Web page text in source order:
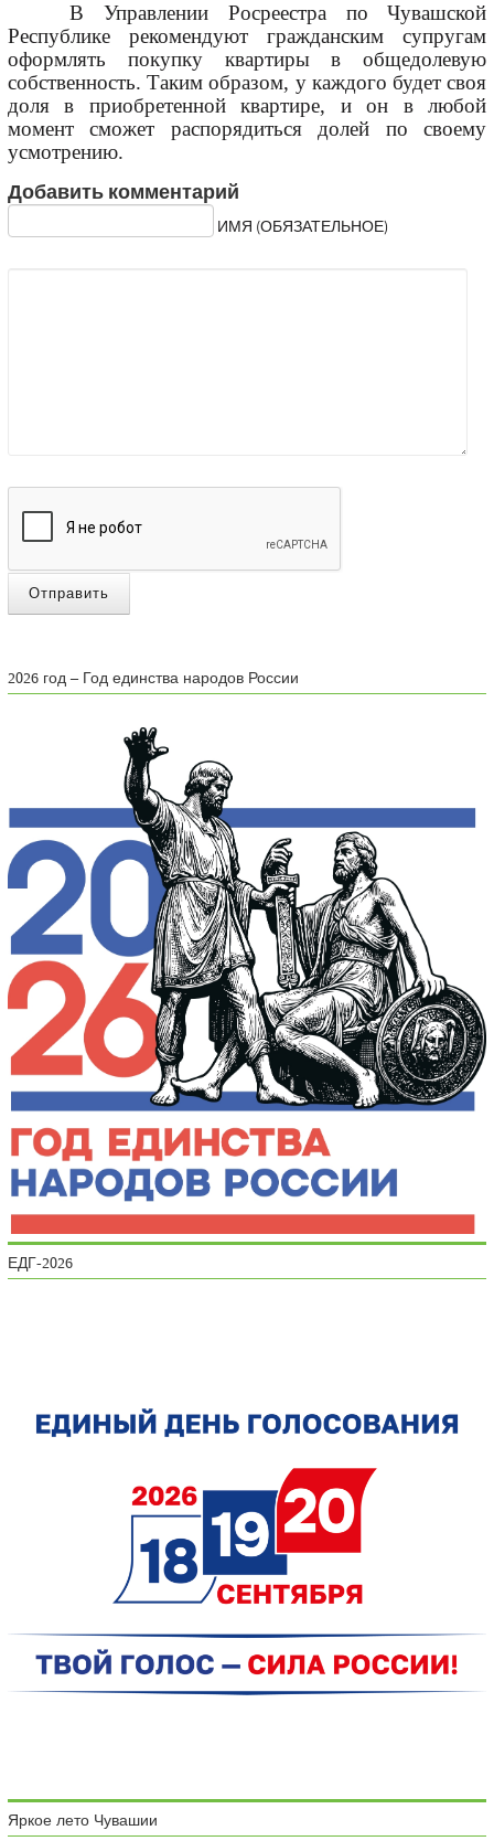
В Управлении Росреестра по Чувашской
Республике рекомендуют гражданским супругам
оформлять покупку квартиры в общедолевую
собственность. Таким образом, у каждого будет своя
доля в приобретенной квартире, и он в любой
момент сможет распорядиться долей по своему
усмотрению.
Добавить комментарий
ИМЯ (ОБЯЗАТЕЛЬНОЕ)
Отправить
2026 год – Год единства народов России
ЕДГ-2026
Яркое лето Чувашии